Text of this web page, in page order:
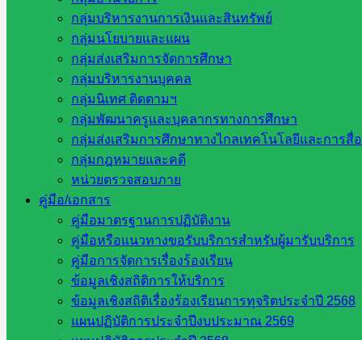
กลุ่มบริหารงานการเงินและสินทรัพย์
กลุ่มนโยบายและแผน
กลุ่มส่งเสริมการจัดการศึกษา
กลุ่มบริหารงานบุคคล
กลุ่มนิเทศ ติดตามฯ
กลุ่มพัฒนาครูและบุคลากรทางการศึกษา
กลุ่มส่งเสริมการศึกษาทางไกลเทคโนโลยีและการสื่
กลุ่มกฎหมายและคดี
หน่วยตรวจสอบภาย
คู่มือ/เอกสาร
คู่มือมาตรฐานการปฏิบัติงาน
คู่มือหรือแนวทางขอรับบริการสำหรับผู้มารับบริการ
คู่มือการจัดการเรื่องร้องเรียน
ข้อมูลเชิงสถิติการให้บริการ
ข้อมูลเชิงสถิติเรื่องร้องเรียนการทุจริตประจำปี 2568
แผนปฏิบัติการประจำปีงบประมาณ 2569
หน่วยงานที่เกี่ยวข้อง
กระทรวงศึกษาธิการ
กระทรวงการอุดมศึกษา
สำนักงานเลขาธิการสภาการศึกษา
สำนักงานคณะกรรมการการอาชีวศึกษา
สำนักงานคณะกรรมการการศึกษาขั้นพื้น
ฐาน
รายชื่อมหาวิทยาลัยในประเทศไทย
เว็บไซต์สำนักต่าง ๆ ใน สพฐ.
เว็บไซต์ สพม. ในสังกัด สพฐ.
เว็บไซต์ สพป. ในสังกัด สพฐ.
กรมบัญชีกลาง
สำนักงาน ส.ก.ส.ค
หน่วยงานในจังหวัดสระแก้ว